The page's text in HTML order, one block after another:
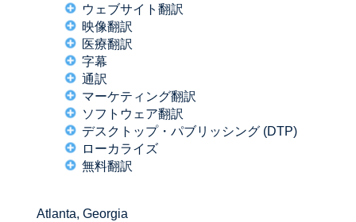
ウェブサイト翻訳
映像翻訳
医療翻訳
字幕
通訳
マーケティング翻訳
ソフトウェア翻訳
デスクトップ・パブリッシング (DTP)
ローカライズ
無料翻訳
Atlanta, Georgia